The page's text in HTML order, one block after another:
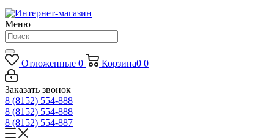
Меню
Отложенные 0 Корзина0 0
Заказать звонок
8 (8152) 554-888
8 (8152) 554-888
8 (8152) 554-887